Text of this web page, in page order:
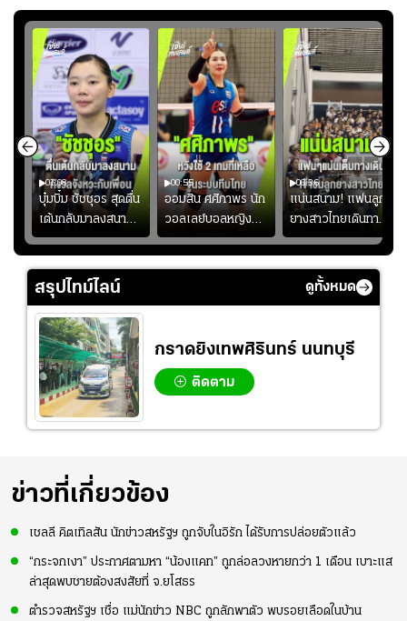
01:08
บุ๋มบิ๋ม ชัชชุอร สุดตื่น
เต้นกลับมาลงสนาม
ให้ทีมชาติ แอบกังวล
จังหวะไม่เข้ากับเพื่อน
00:55
ออมสิน ศศิภาพร นัก
วอลเลย์บอลหญิงทีม
ชาติไทย หวังใช้ 2
เกมที่เหลือ ปรับจู
00:36
แน่นสนาม! แฟนลูก
ยางสาวไทยเดินทาง
เข้ามาเชียร์สาวไทย
อย่างคึกคัก เพื่อให้
กำลังใจ ก่อนที่สาว
สรุปไทม์ไลน์ ดูทั้งหมด
กราดยิงเทพศิรินทร์ นนทบุรี
ติดตาม
ข่าวที่เกี่ยวข้อง
เชลลี คิตเทิลสัน นักข่าวสหรัฐฯ ถูกจับในอิรัก ได้รับการปล่อยตัวแล้ว
“กระจกเงา” ประกาศตามหา “น้องแคท” ถูกล่อลวงหายกว่า 1 เดือน เบาะแส
ล่าสุดพบชายต้องสงสัยที่ จ.ยโสธร
ตำรวจสหรัฐฯ เชื่อ แม่นักข่าว NBC ถูกลักพาตัว พบรอยเลือดในบ้าน